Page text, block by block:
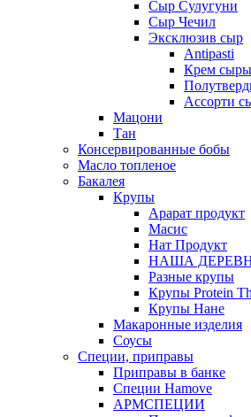
Сыр Сулугуни
Сыр Чечил
Эксклюзив сыр
Antipasti
Крем сыры
Ассорти
Мацони
Тан
Консервированные бобы
Масло топленое
Бакалея
Крупы
Арарат продукт
Масис
Нат Продукт
НАША
Разные крупы
Крупы Protein
Крупы Нане
Макаронные изделия
Соусы
Специи, приправы
Приправы в банке
Специи Hamove
АРМСПЕЦИИ